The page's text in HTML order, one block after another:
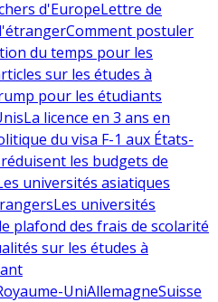
d'EuropeLettre de
Comment postuler
du temps pour les
sur les études à
pour les étudiants
La licence en 3 ans en
du visa F-1 aux États-
les budgets de
universités asiatiques
Les universités
plafond des frais de scolarité
sur les études à
UniAllemagneSuisse